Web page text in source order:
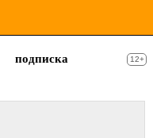
подписка
12+